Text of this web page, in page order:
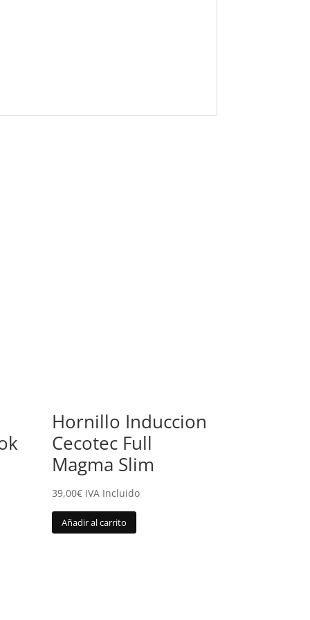
Hornillo Induccion
Cecotec Full
Magma Slim
39,00€ IVA Incluido
Añadir al carrito